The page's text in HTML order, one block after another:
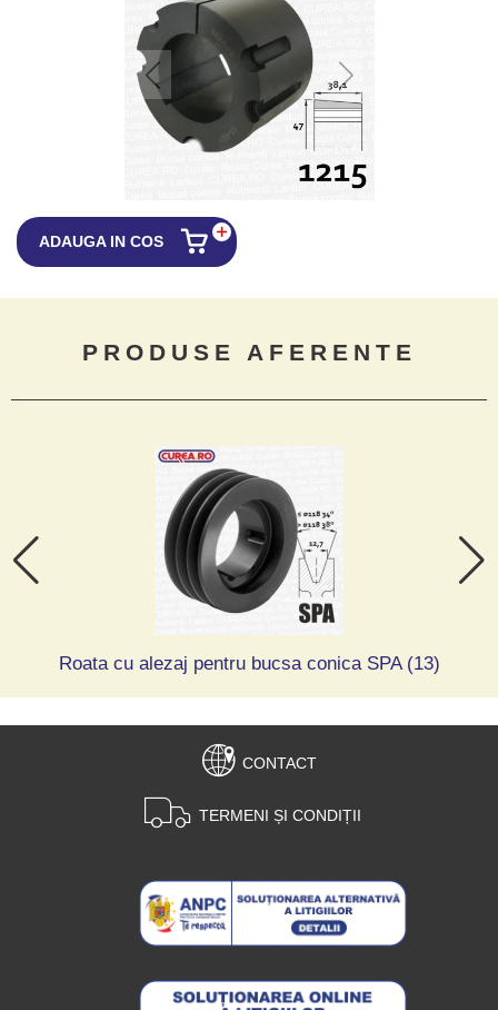
ADAUGA IN COS
PRODUSE AFERENTE
Roata cu alezaj pentru bucsa conica SPA (13)
CONTACT
TERMENI ȘI CONDIȚII